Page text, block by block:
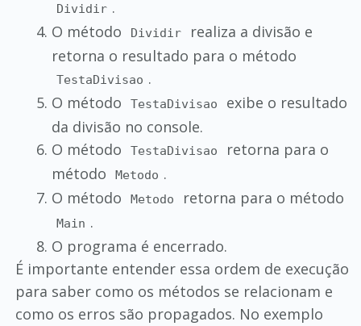
Dividir .
O método
Dividir
realiza a divisão e
retorna o resultado para o método
TestaDivisao .
O método
TestaDivisao
exibe o resultado
da divisão no console.
O método
TestaDivisao
retorna para o
método
Metodo .
O método
Metodo retorna para o método
Main .
O programa é encerrado.
É importante entender essa ordem de execução
para saber como os métodos se relacionam e
como os erros são propagados. No exemplo